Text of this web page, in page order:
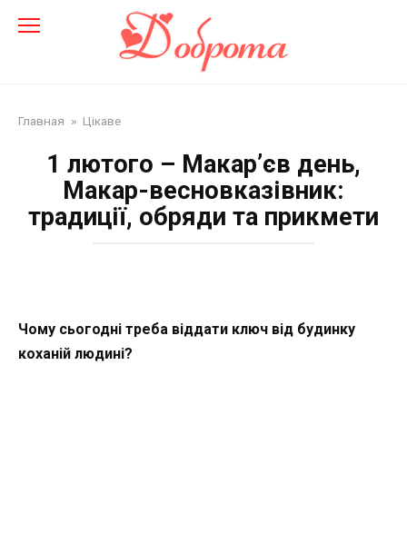
Главная » Цікаве
1 лютого – Макар’єв день,
Макар-весновказівник:
традиції, обряди та прикмети
Чому сьогодні треба віддати ключ від будинку
коханій людині?